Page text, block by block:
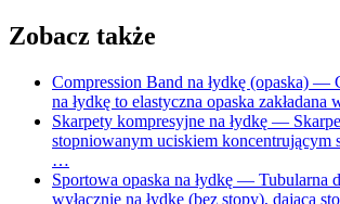
Zobacz także
Compression Band na łydkę (opaska) —
na łydkę to elastyczna opaska zakładana
Skarpety kompresyjne na łydkę —
stopniowanym uciskiem koncentrującym
…
Sportowa opaska na łydkę — Tubularna
wyłącznie na łydkę (bez stopy), dająca